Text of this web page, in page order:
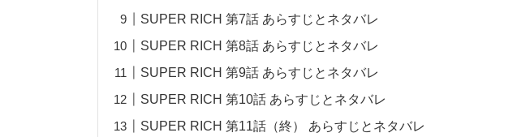
SUPER RICH 第7話 あらすじとネタバレ
SUPER RICH 第8話 あらすじとネタバレ
SUPER RICH 第9話 あらすじとネタバレ
SUPER RICH 第10話 あらすじとネタバレ
SUPER RICH 第11話（終） あらすじとネタバレ